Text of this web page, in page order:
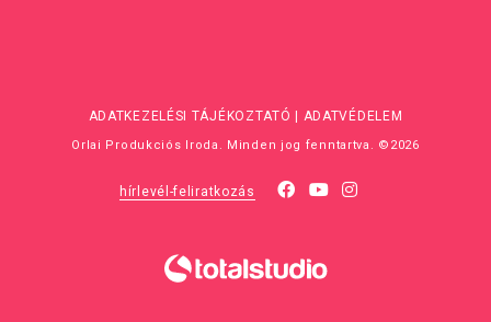
ADATKEZELÉSI TÁJÉKOZTATÓ ADATVÉDELEM
Orlai Produkciós Iroda. Minden jog fenntartva. ©2026
hírlevél-feliratkozás